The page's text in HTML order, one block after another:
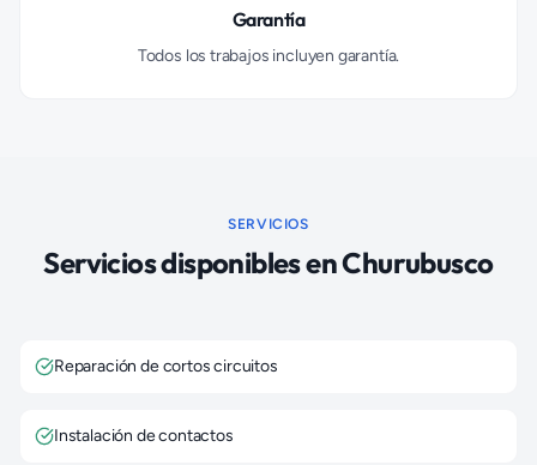
Garantía
Todos los trabajos incluyen garantía.
SERVICIOS
Servicios disponibles enChurubusco
Reparación de cortos circuitos
Instalación de contactos